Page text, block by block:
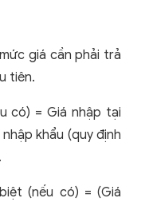
giá cần phải trả
tiên.
có) = Giá nhập tại
khẩu (quy định
(nếu có) = (Giá